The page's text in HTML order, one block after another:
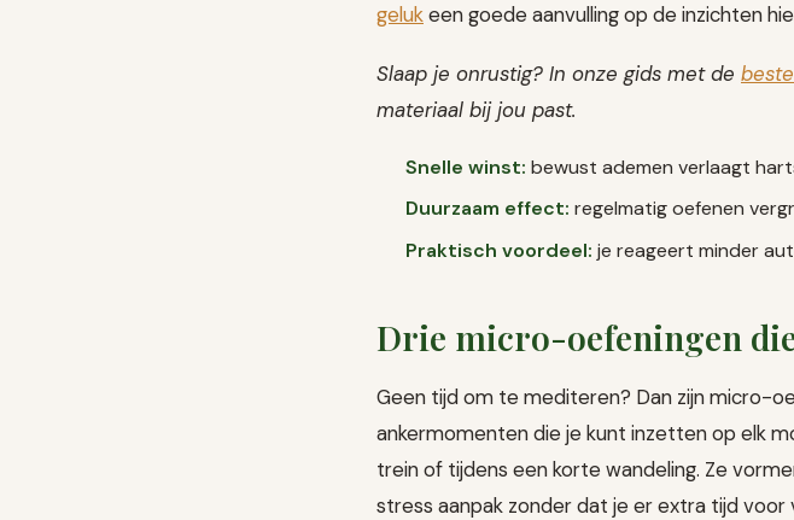
gelukeen goede aanvulling op de inzichten
Slaap je onrustig? In onze gids met de
materiaal bij jou past.
Snelle winst: bewust ademen verlaagt
Duurzaam effect: regelmatig oefenen
Praktisch voordeel: je reageert minder
Drie micro-oefeningen
Geen tijd om te mediteren? Dan zijn micro-
ankermomenten die je kunt inzetten op elk
trein of tijdens een korte wandeling. Ze
stress aanpak zonder dat je er extra tijd voor